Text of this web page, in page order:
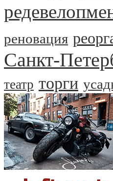
реновация
Санкт-
театр торги